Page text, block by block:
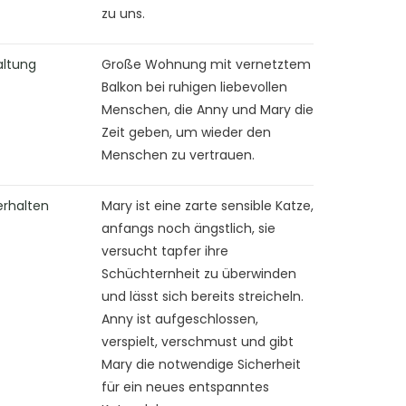
zu uns.
Große Wohnung mit vernetztem
Balkon bei ruhigen liebevollen
Menschen, die Anny und Mary die
Zeit geben, um wieder den
Menschen zu vertrauen.
Mary ist eine zarte sensible Katze,
anfangs noch ängstlich, sie
versucht tapfer ihre
Schüchternheit zu überwinden
und lässt sich bereits streicheln.
Anny ist aufgeschlossen,
verspielt, verschmust und gibt
Mary die notwendige Sicherheit
für ein neues entspanntes